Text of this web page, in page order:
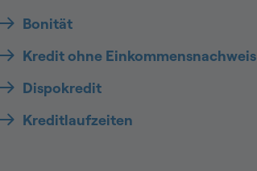
Bonität
Kredit ohne Einkommensnachweis
Dispokredit
Kreditlaufzeiten